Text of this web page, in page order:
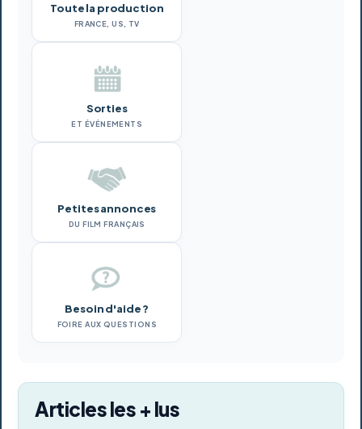
Toute la production
FRANCE, US, TV
Sorties
ET ÉVÉNEMENTS
Petites annonces
DU FILM FRANÇAIS
Besoin d'aide ?
FOIRE AUX QUESTIONS
Articles les + lus